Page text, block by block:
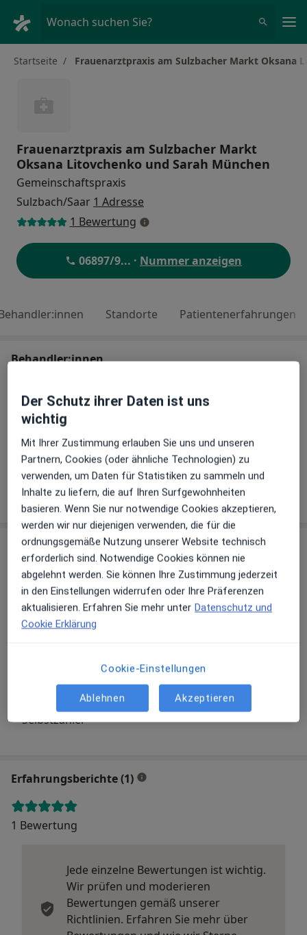
Wonach suchen Sie?
Startseite Frauenarztpraxis am Sulzbacher Markt Oksana
Frauenarztpraxis am Sulzbacher Markt
Oksana Litovchenko und Sarah München
Gemeinschaftspraxis
Sulzbach/Saar 1 Adresse
1 Bewertung
06897/9... · Nummer anzeigen
Standorte Patientenerfahrungen
Behandler:innen
Allgemeinmediziner
Dr. med. Karl-Heinz Schille
5 Bewertungen
Praxis
Zu Google Maps
Litovchenko und Sarah München
Sulzbachtalstr. 60, 66280 Sulzbach
Versicherungen
Selbstzahler
Erfahrungsberichte (1)
1 Bewertung
Jede einzelne Bewertungen ist wichtig.
Wir prüfen und moderieren
Bewertungen gemäß unserer
Richtlinien. Erfahren Sie mehr über
Der Schutz ihrer Daten ist uns
wichtig
Mit Ihrer Zustimmung erlauben Sie uns und unseren
Partnern, Cookies (oder ähnliche Technologien) zu
verwenden, um Daten für Statistiken zu sammeln und
Inhalte zu liefern, die auf Ihren Surfgewohnheiten
basieren. Wenn Sie nur notwendige Cookies akzeptieren,
werden wir nur diejenigen verwenden, die für die
ordnungsgemäße Nutzung unserer Website technisch
erforderlich sind. Notwendige Cookies können nie
abgelehnt werden. Sie können Ihre Zustimmung jederzeit
in den Einstellungen widerrufen oder Ihre Präferenzen
aktualisieren. Erfahren Sie mehr unter Datenschutz und
Cookie Erklärung
Cookie-Einstellungen
Ablehnen Akzeptieren